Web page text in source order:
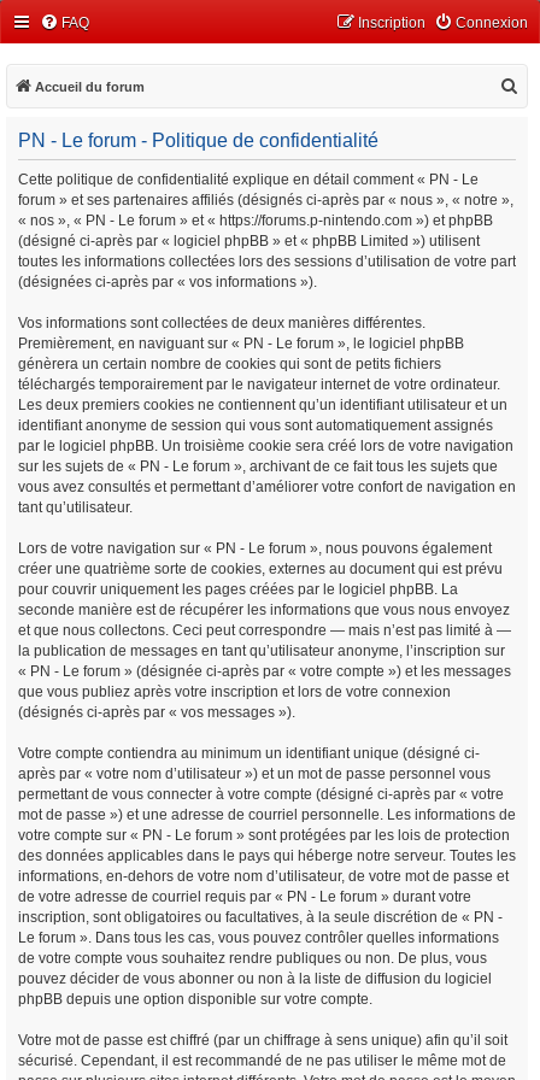
FAQ Connexion
Inscription
Accueil du forum
PN - Le forum - Politique de confidentialité
Cette politique de confidentialité explique en détail comment « PN - Le
forum » et ses partenaires affiliés (désignés ci-après par « nous », « notre »,
« nos », « PN - Le forum » et « https://forums.p-nintendo.com ») et phpBB
(désigné ci-après par « logiciel phpBB » et « phpBB Limited ») utilisent
toutes les informations collectées lors des sessions d’utilisation de votre part
(désignées ci-après par « vos informations »).
Vos informations sont collectées de deux manières différentes.
Premièrement, en naviguant sur « PN - Le forum », le logiciel phpBB
génèrera un certain nombre de cookies qui sont de petits fichiers
téléchargés temporairement par le navigateur internet de votre ordinateur.
Les deux premiers cookies ne contiennent qu’un identifiant utilisateur et un
identifiant anonyme de session qui vous sont automatiquement assignés
par le logiciel phpBB. Un troisième cookie sera créé lors de votre navigation
sur les sujets de « PN - Le forum », archivant de ce fait tous les sujets que
vous avez consultés et permettant d’améliorer votre confort de navigation en
tant qu’utilisateur.
Lors de votre navigation sur « PN - Le forum », nous pouvons également
créer une quatrième sorte de cookies, externes au document qui est prévu
pour couvrir uniquement les pages créées par le logiciel phpBB. La
seconde manière est de récupérer les informations que vous nous envoyez
et que nous collectons. Ceci peut correspondre — mais n’est pas limité à —
la publication de messages en tant qu’utilisateur anonyme, l’inscription sur
« PN - Le forum » (désignée ci-après par « votre compte ») et les messages
que vous publiez après votre inscription et lors de votre connexion
(désignés ci-après par « vos messages »).
Votre compte contiendra au minimum un identifiant unique (désigné ci-
après par « votre nom d’utilisateur ») et un mot de passe personnel vous
permettant de vous connecter à votre compte (désigné ci-après par « votre
mot de passe ») et une adresse de courriel personnelle. Les informations de
votre compte sur « PN - Le forum » sont protégées par les lois de protection
des données applicables dans le pays qui héberge notre serveur. Toutes les
informations, en-dehors de votre nom d’utilisateur, de votre mot de passe et
de votre adresse de courriel requis par « PN - Le forum » durant votre
inscription, sont obligatoires ou facultatives, à la seule discrétion de « PN -
Le forum ». Dans tous les cas, vous pouvez contrôler quelles informations
de votre compte vous souhaitez rendre publiques ou non. De plus, vous
pouvez décider de vous abonner ou non à la liste de diffusion du logiciel
phpBB depuis une option disponible sur votre compte.
Votre mot de passe est chiffré (par un chiffrage à sens unique) afin qu’il soit
sécurisé. Cependant, il est recommandé de ne pas utiliser le même mot de